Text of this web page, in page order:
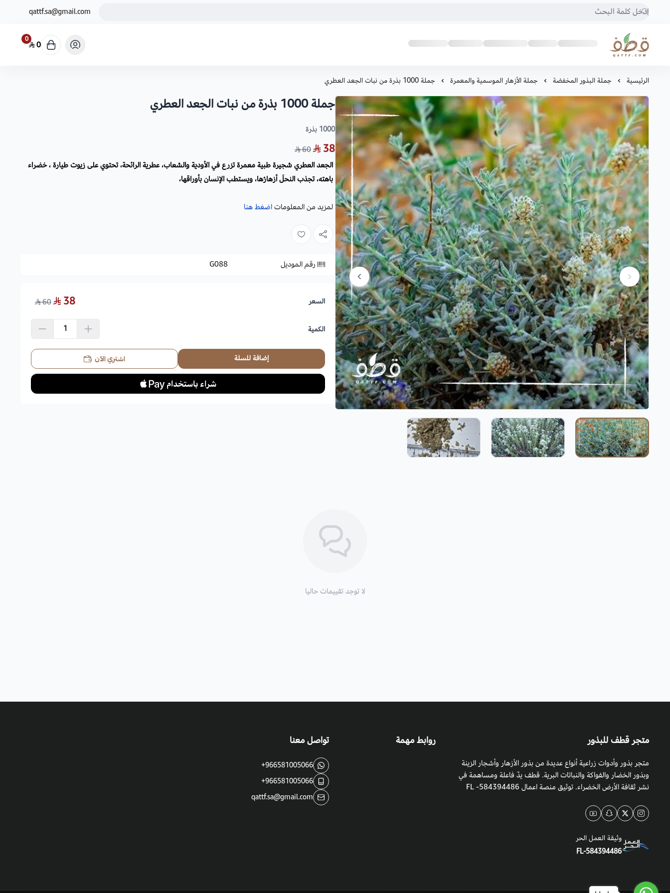
qattf.sa@gmail.com
متجر قطف للبذور
0
0
الرئيسية جملة البذور المخفضة جملة الأزهار الموسمية والمعمرة جملة 1000 بذرة من نبات الجعد العطري
جملة 1000 بذرة من نبات الجعد العطري
1000 بذرة
38
60
الجعد العطري شجيرة طبية معمرة تزرع في الأودية والشعاب، عطرية الرائحة، تحتوي على زيوت طيارة ، خضراء
باهته، تجذب النحلَ أزهارُها، ويستطب الإنسان بأوراقها،
لمزيد من المعلوماتاضغط هنا
رقم الموديل G088
السعر 38
60
الكمية
إضافة للسلة اشتري الآن
لا توجد تقييمات حاليا
متجر قطف للبذور
متجر بذور وأدوات زراعية أنواع عديدة من بذور الأزهار وأشجار الزينة
وبذور الخضار والفواكة والنباتات البرية. قطف يدٌ فاعلة ومساهمة في
نشر ثقافة الأرض الخضراء. توثيق منصة اعمال 584394486- FL
وثيقة العمل الحر
FL-584394486
روابط مهمة تواصل معنا
+966581005066
+966581005066
qattf.sa@gmail.com